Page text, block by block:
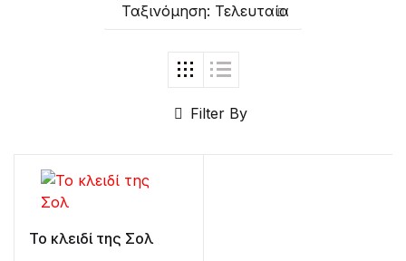
Ταξινόμηση: Τελευταία
Filter By
Το κλειδί της Σολ